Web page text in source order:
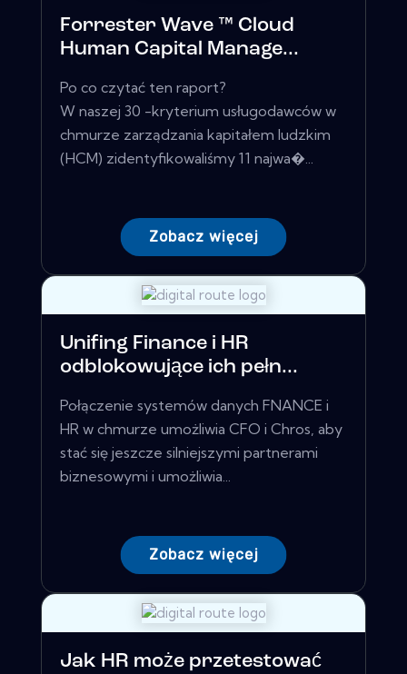
Forrester Wave ™ Cloud
Human Capital Manage...
Po co czytać ten raport?
W naszej 30 -kryterium usługodawców w
chmurze zarządzania kapitałem ludzkim
(HCM) zidentyfikowaliśmy 11 najwa�...
Zobacz więcej
Unifing Finance i HR
odblokowujące ich pełn...
Połączenie systemów danych FNANCE i
HR w chmurze umożliwia CFO i Chros, aby
stać się jeszcze silniejszymi partnerami
biznesowymi i umożliwia...
Zobacz więcej
Jak HR może przetestować